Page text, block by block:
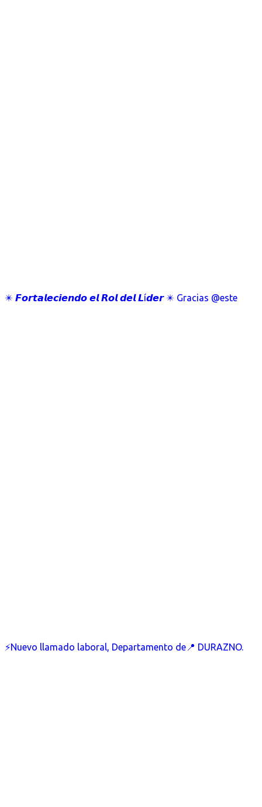
✴️ 𝙁𝙤𝙧𝙩𝙖𝙡𝙚𝙘𝙞𝙚𝙣𝙙𝙤 𝙚𝙡 𝙍𝙤𝙡 𝙙𝙚𝙡 𝙇í𝙙𝙚𝙧 ✴️ Gracias @este
⚡Nuevo llamado laboral, Departamento de📍 DURAZNO.